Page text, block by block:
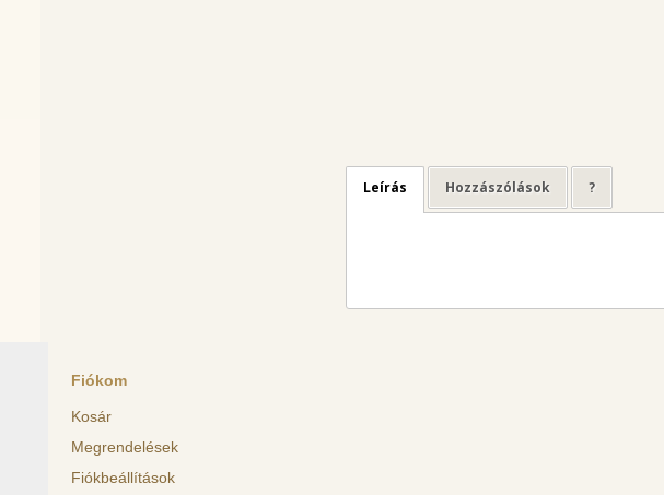
Leírás Hozzászólások ?
Fiókom
Kosár
Megrendelések
Fiókbeállítások